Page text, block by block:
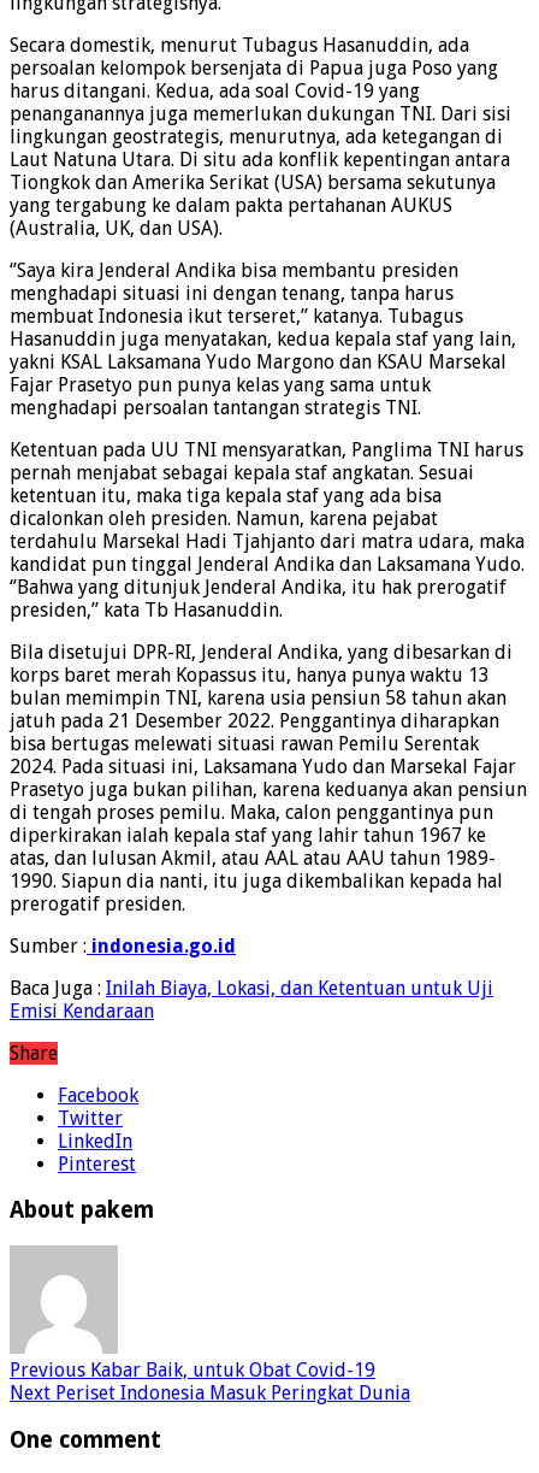
Secara domestik, menurut Tubagus Hasanuddin, ada
persoalan kelompok bersenjata di Papua juga Poso yang
harus ditangani. Kedua, ada soal Covid-19 yang
penanganannya juga memerlukan dukungan TNI. Dari sisi
lingkungan geostrategis, menurutnya, ada ketegangan di
Laut Natuna Utara. Di situ ada konflik kepentingan antara
Tiongkok dan Amerika Serikat (USA) bersama sekutunya
yang tergabung ke dalam pakta pertahanan AUKUS
(Australia, UK, dan USA).
‘’Saya kira Jenderal Andika bisa membantu presiden
menghadapi situasi ini dengan tenang, tanpa harus
membuat Indonesia ikut terseret,’’ katanya. Tubagus
Hasanuddin juga menyatakan, kedua kepala staf yang lain,
yakni KSAL Laksamana Yudo Margono dan KSAU Marsekal
Fajar Prasetyo pun punya kelas yang sama untuk
menghadapi persoalan tantangan strategis TNI.
Ketentuan pada UU TNI mensyaratkan, Panglima TNI harus
pernah menjabat sebagai kepala staf angkatan. Sesuai
ketentuan itu, maka tiga kepala staf yang ada bisa
dicalonkan oleh presiden. Namun, karena pejabat
terdahulu Marsekal Hadi Tjahjanto dari matra udara, maka
kandidat pun tinggal Jenderal Andika dan Laksamana Yudo.
‘’Bahwa yang ditunjuk Jenderal Andika, itu hak prerogatif
presiden,’’ kata Tb Hasanuddin.
Bila disetujui DPR-RI, Jenderal Andika, yang dibesarkan di
korps baret merah Kopassus itu, hanya punya waktu 13
bulan memimpin TNI, karena usia pensiun 58 tahun akan
jatuh pada 21 Desember 2022. Penggantinya diharapkan
bisa bertugas melewati situasi rawan Pemilu Serentak
2024. Pada situasi ini, Laksamana Yudo dan Marsekal Fajar
Prasetyo juga bukan pilihan, karena keduanya akan pensiun
di tengah proses pemilu. Maka, calon penggantinya pun
diperkirakan ialah kepala staf yang lahir tahun 1967 ke
atas, dan lulusan Akmil, atau AAL atau AAU tahun 1989-
1990. Siapun dia nanti, itu juga dikembalikan kepada hal
prerogatif presiden.
Sumber : indonesia.go.id
Baca Juga : Inilah Biaya, Lokasi, dan Ketentuan untuk Uji
Emisi Kendaraan
Share
Facebook
Twitter
LinkedIn
Pinterest
About pakem
Previous Kabar Baik, untuk Obat Covid-19
Next Periset Indonesia Masuk Peringkat Dunia
One comment